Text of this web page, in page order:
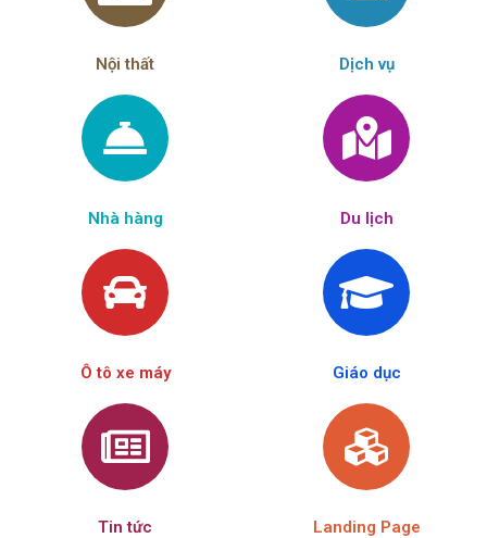
Nội thất Dịch vụ
Nhà hàng Du lịch
Ô tô xe máy Giáo dục
Tin tức Landing Page